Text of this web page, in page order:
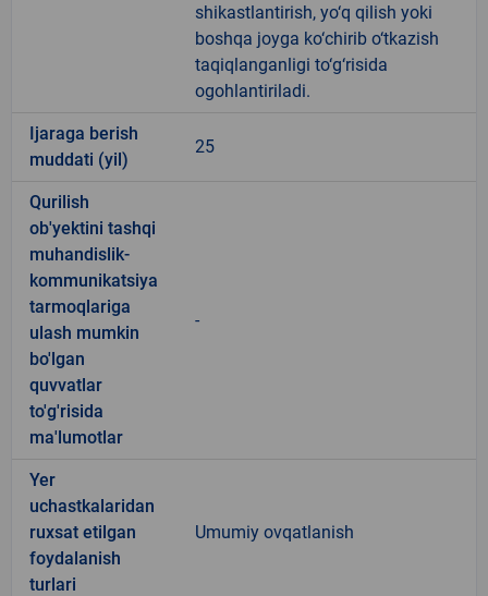
shikastlantirish, yo‘q qilish yoki
boshqa joyga ko‘chirib o‘tkazish
taqiqlanganligi to‘g‘risida
ogohlantiriladi.
Ijaraga berish
muddati (yil)
25
Qurilish
ob'yektini tashqi
muhandislik-
kommunikatsiya
tarmoqlariga
ulash mumkin
bo'lgan
quvvatlar
to'g'risida
ma'lumotlar
-
Yer
uchastkalaridan
ruxsat etilgan
foydalanish
turlari
Umumiy ovqatlanish